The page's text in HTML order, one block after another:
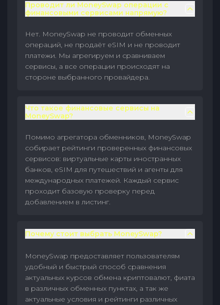
Проводит ли MoneySwap операции с
финансовыми сервисами напрямую?
Нет. MoneySwap не проводит обменных
операций, не продаёт eSIM и не проводит
платежи. Мы агрегируем и сравниваем
сервисы, а все операции происходят на
стороне выбранного провайдера.
Что такое финансовые сервисы на
MoneySwap?
Помимо агрегатора обменников, MoneySwap
собирает рейтинги проверенных финансовых
сервисов: виртуальные карты иностранных
банков, eSIM для путешествий и агенты для
международных платежей. Каждый сервис
проходит базовую проверку перед
добавлением в листинг.
Почему стоит выбрать MoneySwap?
MoneySwap предоставляет пользователям
удобный и быстрый способ сравнения
актуальных курсов обмена криптовалют, фиата
в различных обменных пунктах, а так же
актуальные условия и рейтинги различных